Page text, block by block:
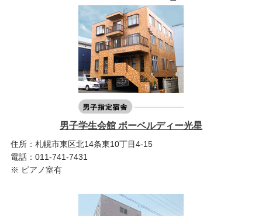
男子学生会館 ボーベルディー光星
住所：札幌市東区北14条東10丁目4-15
電話：011-741-7431
※ ピアノ室有